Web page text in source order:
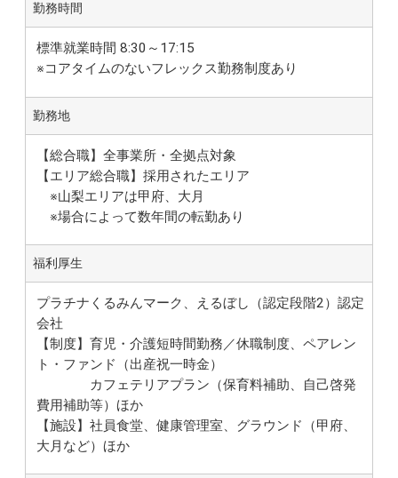
勤務時間
標準就業時間 8:30～17:15
※コアタイムのないフレックス勤務制度あり
勤務地
【総合職】全事業所・全拠点対象
【エリア総合職】採用されたエリア
※山梨エリアは甲府、大月
※場合によって数年間の転勤あり
福利厚生
プラチナくるみんマーク、えるぼし（認定段階2）認定
会社
【制度】育児・介護短時間勤務／休職制度、ペアレン
ト・ファンド（出産祝一時金）
カフェテリアプラン（保育料補助、自己啓発
費用補助等）ほか
【施設】社員食堂、健康管理室、グラウンド（甲府、
大月など）ほか